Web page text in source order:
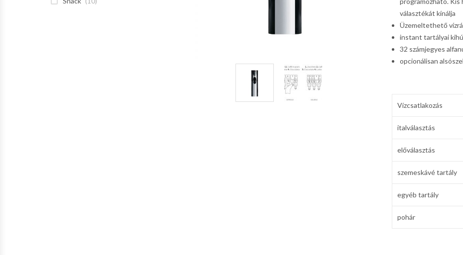
választékát kínálja
Üzemeltethető
instant tartályai
32 számjegyes
opcionálisan
Vízcsatlakozás
italválasztás
előválasztás
szemeskávé tartály
egyéb tartály
pohár